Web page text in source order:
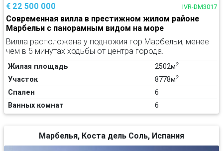
€ 22 500 000 IVR-DM3017
Современная вилла в престижном жилом районе
Марбельи с панорамным видом на море
Вилла расположена у подножия гор Марбельи, менее
чем в 5 минутах ходьбы от центра города.
Жилая площадь 2502м2
Участок 8778м2
Спален
6
Ванных комнат
6
Марбелья, Коста дель Соль, Испания